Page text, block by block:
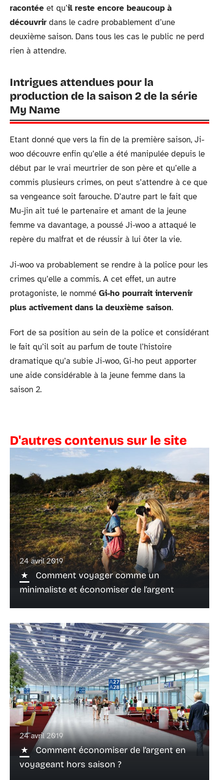
racontée et qu’il reste encore beaucoup à
découvrir dans le cadre probablement d’une
deuxième saison. Dans tous les cas le public ne perd
rien à attendre.
Intrigues attendues pour la
production de la saison 2 de la série
My Name
Etant donné que vers la fin de la première saison, Ji-
woo découvre enfin qu’elle a été manipulée depuis le
début par le vrai meurtrier de son père et qu’elle a
commis plusieurs crimes, on peut s’attendre à ce que
sa vengeance soit farouche. D’autre part le fait que
Mu-jin ait tué le partenaire et amant de la jeune
femme va davantage, a poussé Ji-woo a attaqué le
repère du malfrat et de réussir à lui ôter la vie.
Ji-woo va probablement se rendre à la police pour les
crimes qu’elle a commis. A cet effet, un autre
protagoniste, le nommé Gi-ho pourrait intervenir
plus activement dans la deuxième saison.
Fort de sa position au sein de la police et considérant
le fait qu’il soit au parfum de toute l’histoire
dramatique qu’a subie Ji-woo, Gi-ho peut apporter
une aide considérable à la jeune femme dans la
saison 2.
D'autres contenus sur le site
24 avril 2019
Comment voyager comme un
minimaliste et économiser de l’argent
24 avril 2019
Comment économiser de l’argent en
voyageant hors saison ?